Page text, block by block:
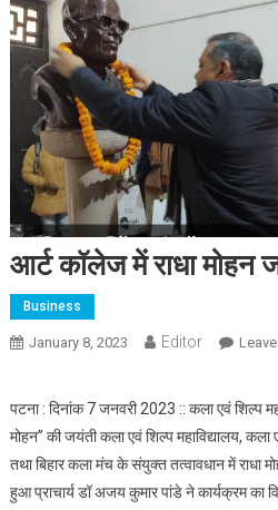
आर्ट कॉलेज में राधा मोहन
Business
January 8, 2023 Editor
पटना : दिनांक 7 जनवरी 2023 :: कला एवं शिल्प
मोहन” की जयंती कला एवं शिल्प महाविद्यालय, कला
तथा बिहार कला मंच के संयुक्त तत्वावधान में राधा
हुआ प्राचार्य डॉ अजय कुमार पांडे ने कार्यक्रम का